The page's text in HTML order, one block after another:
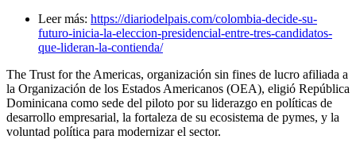
Leer más: https://diariodelpais.com/colombia-decide-su-
futuro-inicia-la-eleccion-presidencial-entre-tres-candidatos-
que-lideran-la-contienda/
The Trust for the Americas, organización sin fines de lucro afiliada a
la Organización de los Estados Americanos (OEA), eligió República
Dominicana como sede del piloto por su liderazgo en políticas de
desarrollo empresarial, la fortaleza de su ecosistema de pymes, y la
voluntad política para modernizar el sector.